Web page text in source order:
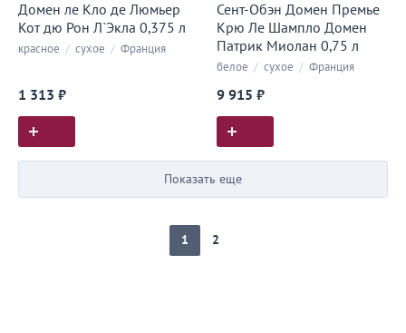
Домен ле Кло де Люмьер
Кот дю Рон Л`Экла 0,375 л
красное / сухое / Франция
1 313 ₽
Сент-Обэн Домен Премье
Крю Ле Шампло Домен
Патрик Миолан 0,75 л
белое / сухое / Франция
9 915 ₽
Показать еще
1 2